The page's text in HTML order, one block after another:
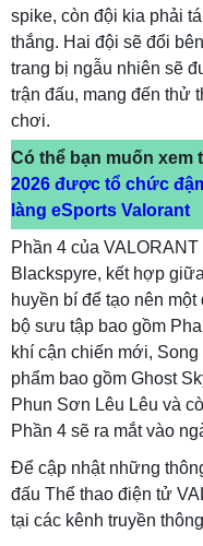
spike, còn đội kia phải
thắng. Hai đội sẽ đổi
trang bị ngẫu nhiên sẽ
trận đấu, mang đến thử
chơi.
Có thể bạn muốn xem
2026 được tổ chức
làng eSports Valorant
Phần 4 của
Blackspyre, kết hợp
huyền bí để tạo nên
bộ sưu tập bao gồm
khí cận chiến mới,
phẩm bao gồm Ghost
Phun Sơn Lêu Lêu và
Phần 4 sẽ ra mắt vào
Để cập nhật những
đấu Thể thao điện tử
tại các kênh truyền